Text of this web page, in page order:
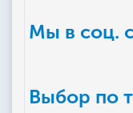
Мы в соц.
Выбор по